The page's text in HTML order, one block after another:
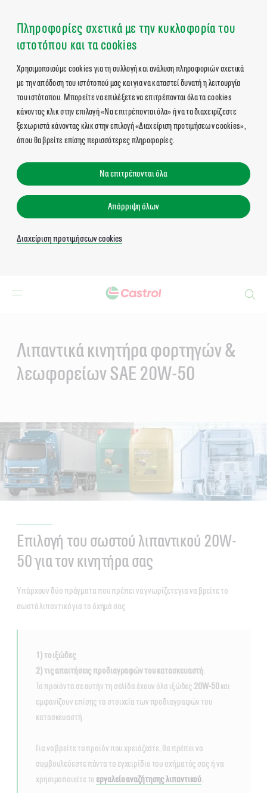
Πληροφορίες σχετικά με την κυκλοφορία του
ιστοτόπου και τα cookies
Χρησιμοποιούμε cookies για τη συλλογή και ανάλυση πληροφοριών σχετικά
με την απόδοση του ιστότοπού μας και για να καταστεί δυνατή η λειτουργία
του ιστότοπου. Μπορείτε να επιλέξετε να επιτρέπονται όλα τα cookies
κάνοντας κλικ στην επιλογή «Να επιτρέπονται όλα» ή να τα διαχειρίζεστε
ξεχωριστά κάνοντας κλικ στην επιλογή «Διαχείριση προτιμήσεων cookies»,
όπου θα βρείτε επίσης περισσότερες πληροφορίες.
Να επιτρέπονται όλα
Απόρριψη όλων
Διαχείριση προτιμήσεων cookies
Λιπαντικά κινητήρα φορτηγών &
λεωφορείων SAE 20W-50
Επιλογή του σωστού λιπαντικού 20W-
50 για τον κινητήρα σας
Υπάρχουν δύο πράγματα που πρέπει να γνωρίζετε για να βρείτε το
σωστό λιπαντικό για το όχημά σας
1) το ιξώδες
2) τις απαιτήσεις προδιαγραφών του κατασκευαστή
Τα προϊόντα σε αυτήν τη σελίδα έχουν όλα ιξώδες 20W-50και
εμφανίζουν επίσης τα στοιχεία των προδιαγραφών του
κατασκευαστή.
Για να βρείτε το προϊόν που χρειάζεστε, θα πρέπει να
συμβουλεύεστε πάντα το εγχειρίδιο του οχήματός σας ή να
χρησιμοποιείτε το εργαλείο αναζήτησης λιπαντικού